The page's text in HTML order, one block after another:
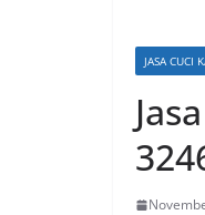
JASA CUCI